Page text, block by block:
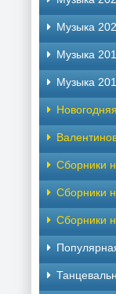
Музыка
Музыка
Музыка
Сборники
Сборники
Сборники